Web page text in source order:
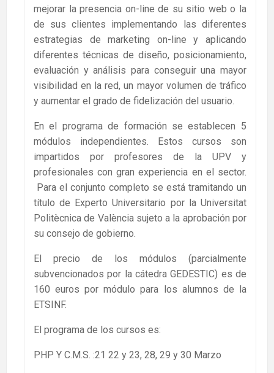
mejorar la presencia on-line de su sitio web o la
de sus clientes implementando las diferentes
estrategias de marketing on-line y aplicando
diferentes técnicas de diseño, posicionamiento,
evaluación y análisis para conseguir una mayor
visibilidad en la red, un mayor volumen de tráfico
y aumentar el grado de fidelización del usuario.
En el programa de formación se establecen 5
módulos independientes. Estos cursos son
impartidos por profesores de la UPV y
profesionales con gran experiencia en el sector.
Para el conjunto completo se está tramitando un
título de Experto Universitario por la Universitat
Politècnica de València sujeto a la aprobación por
su consejo de gobierno.
El precio de los módulos (parcialmente
subvencionados por la cátedra GEDESTIC) es de
160 euros por módulo para los alumnos de la
ETSINF.
El programa de los cursos es:
PHP Y C.M.S. :21 22 y 23, 28, 29 y 30 Marzo